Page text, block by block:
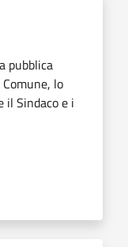
pubblica
lo
il Sindaco e i